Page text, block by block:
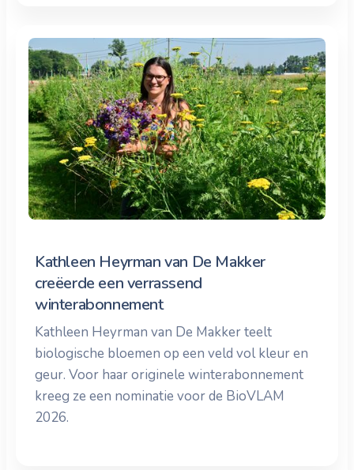
Kathleen Heyrman van De Makker
creëerde een verrassend
winterabonnement
Kathleen Heyrman van De Makker teelt
biologische bloemen op een veld vol kleur en
geur. Voor haar originele winterabonnement
kreeg ze een nominatie voor de BioVLAM
2026.